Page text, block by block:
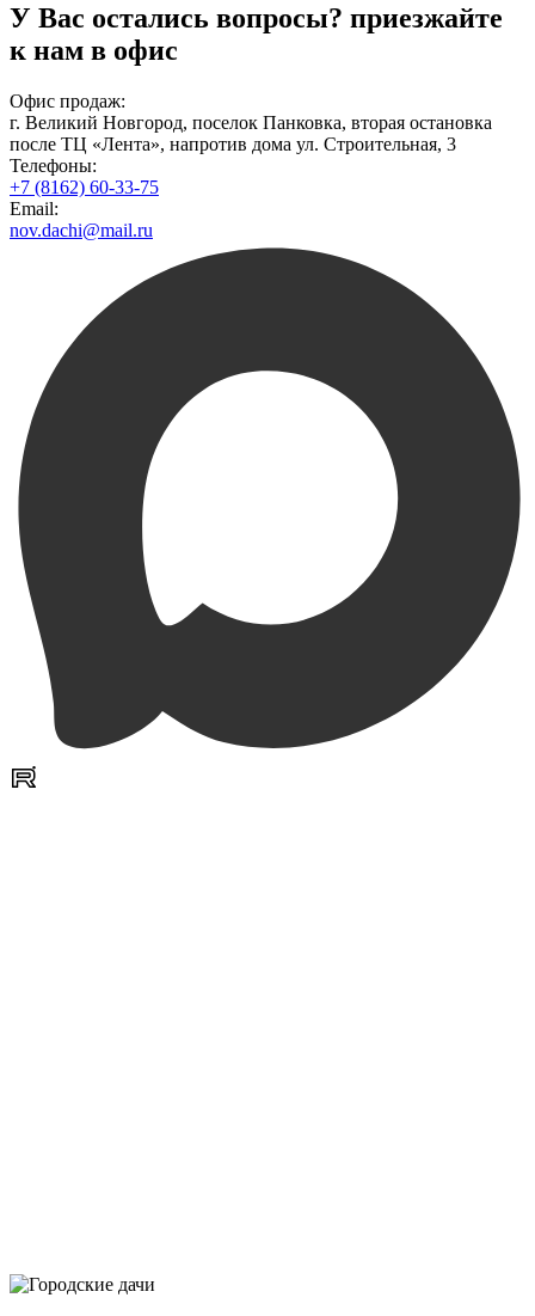
У Вас остались вопросы? приезжайте
к нам в офис
Офис продаж:
г. Великий Новгород, поселок Панковка, вторая остановка
после ТЦ «Лента», напротив дома ул. Строительная, 3
Телефоны:
+7 (8162) 60-33-75
Email:
nov.dachi@mail.ru